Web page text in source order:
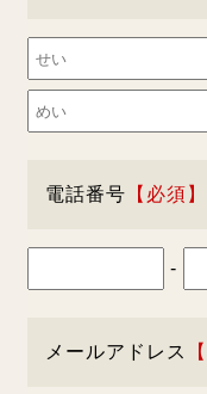
電話番号
-
メールアドレス